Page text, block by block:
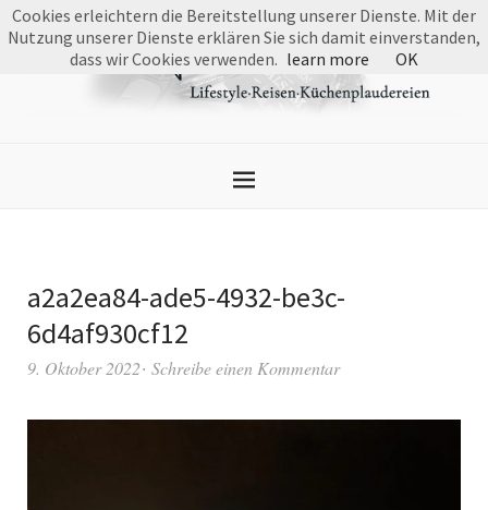
a2a2ea84-ade5-4932-be3c-
6d4af930cf12
9. Oktober 2022 Schreibe einen Kommentar
Cookies erleichtern die Bereitstellung unserer Dienste. Mit der
Nutzung unserer Dienste erklären Sie sich damit einverstanden,
dass wir Cookies verwenden. learn more OK